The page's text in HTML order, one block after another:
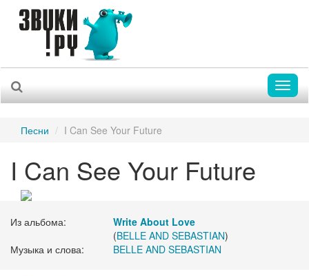
Песни I Can See Your Future
I Can See Your Future
Из альбома:
Write About Love
(BELLE AND SEBASTIAN)
Музыка и слова:
BELLE AND SEBASTIAN